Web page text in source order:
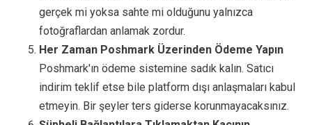
gerçek mi yoksa sahte mi olduğunu yalnızca
fotoğraflardan anlamak zordur.
Her Zaman Poshmark Üzerinden Ödeme Yapın
Poshmark'ın ödeme sistemine sadık kalın. Satıcı
indirim teklif etse bile platform dışı anlaşmaları kabul
etmeyin. Bir şeyler ters giderse korunmayacaksınız.